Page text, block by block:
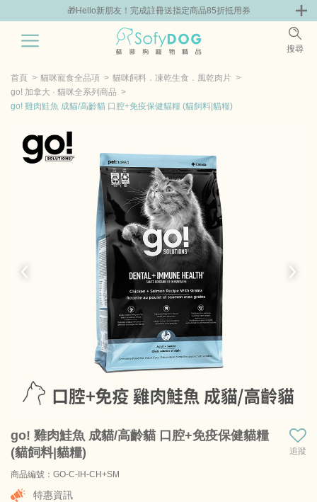
🎁Hello新朋友！完成註冊送指定商品85折抵用券
搜尋
零食專區 飼料 | 凍乾優惠組 主食罐 | 餐包優惠
首頁 貓咪寵食全品項
貓咪飼料．凍乾生食．風乾肉片
go! 加拿大 · 貓咪全系列商品
go! 雞肉鮭魚 成貓/高齡貓 口腔+免疫保健貓糧 (貓飼料|貓糧)
go! 雞肉鮭魚 成貓/高齡貓 口腔+免疫保健貓糧
(貓飼料|貓糧)
追蹤
商品編號：GO-C-IH-CH+SM
特惠資訊